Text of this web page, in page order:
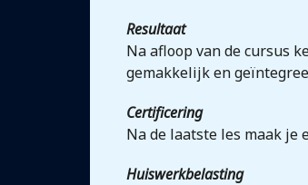
Resultaat
Na afloop van de cursus
gemakkelijk en
Certificering
Na de laatste les maak je
Huiswerkbelasting